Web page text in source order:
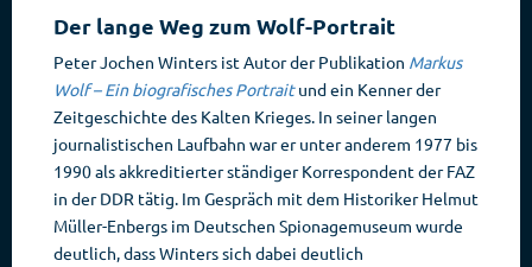
Der lange Weg zum Wolf-Portrait
Peter Jochen Winters ist Autor der Publikation Markus
Wolf – Ein biografisches Portraitund ein Kenner der
Zeitgeschichte des Kalten Krieges. In seiner langen
journalistischen Laufbahn war er unter anderem 1977 bis
1990 als akkreditierter ständiger Korrespondent der FAZ
in der DDR tätig. Im Gespräch mit dem Historiker Helmut
Müller-Enbergs im Deutschen Spionagemuseum wurde
deutlich, dass Winters sich dabei deutlich